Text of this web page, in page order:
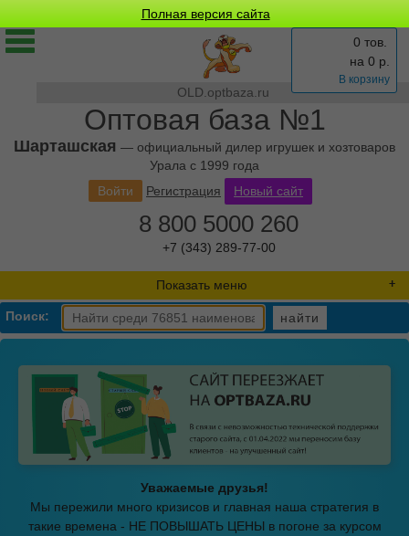
Полная версия сайта
OLD.optbaza.ru
Оптовая база №1
Шарташская — официальный дилер игрушек и хозтоваров
Урала с 1999 года
0 тов.
на 0 р.
В корзину
Войти Регистрация Новый сайт
8 800 5000 260
+7 (343) 289-77-00
Показать меню
Поиск: найти
Уважаемые друзья!
Мы пережили много кризисов и главная наша стратегия в
такие времена - НЕ ПОВЫШАТЬ ЦЕНЫ в погоне за курсом